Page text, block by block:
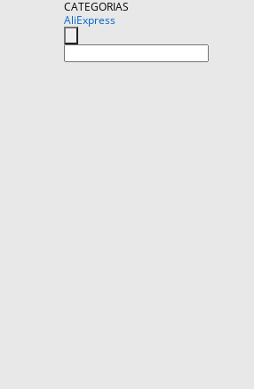
CATEGORIAS
AliExpress